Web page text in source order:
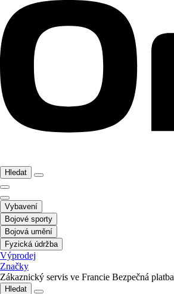
Hledat
Vybavení
Bojové sporty
Bojová umění
Fyzická údržba
Výprodej
Značky
Zákaznický servis ve Francie Bezpečná platba
Hledat